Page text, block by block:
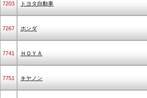
7203 トヨタ自動車
7267 ホンダ
7741 ＨＯＹＡ
7751 キヤノン